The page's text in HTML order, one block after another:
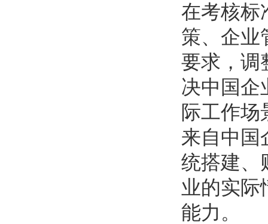
在考核标
策、企业
要求，调
决中国企
际工作
来自中国
统搭建、
业的实际
能力。